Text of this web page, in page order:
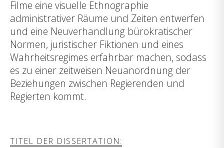
Filme eine visuelle Ethnographie
administrativer Räume und Zeiten entwerfen
und eine Neuverhandlung bürokratischer
Normen, juristischer Fiktionen und eines
Wahrheitsregimes erfahrbar machen, sodass
es zu einer zeitweisen Neuanordnung der
Beziehungen zwischen Regierenden und
Regierten kommt.
TITEL DER DISSERTATION: